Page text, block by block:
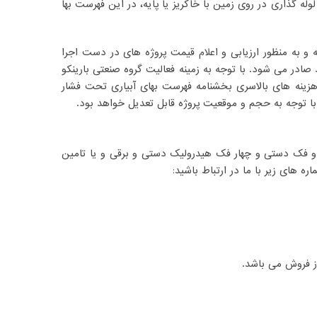
لوله گذاری در روی زمین با خاکریز یا پایه، در این فهرست بها
به منظور ارزیابی و اعلام قیمت پروژه های در دست اجرا
می شود. با توجه به زمینه فعالیت گروه صنعتی بارینکو
های بالاسری بخشنامه فهرست بهای آبیاری تحت فشار
فک دستی و چهار فک هیدرولیک دستی و برقی و یا تامین
های زیر با ما در ارتباط باشید:
فروش می باشد.